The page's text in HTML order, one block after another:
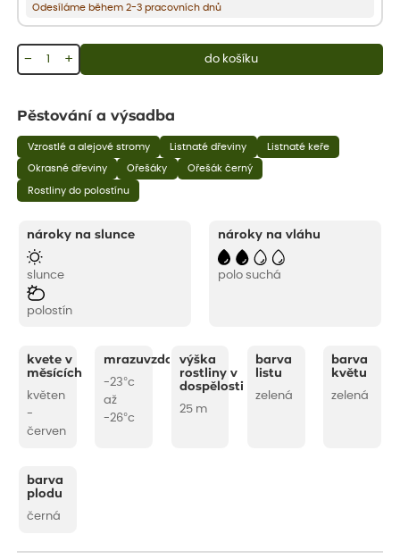
Odesíláme během 2-3 pracovních dnů
+
− do košíku
Pěstování a výsadba
Vzrostlé a alejové stromy Listnaté dřeviny Listnaté keře
Okrasné dřeviny Ořešáky Ořešák černý
Rostliny do polostínu
nároky na slunce
slunce
polostín
nároky na vláhu
polo suchá
kvete v
měsících
květen
-
červen
mrazuvzdornost
-23°c
až
-26°c
výška
rostliny v
dospělosti
25 m
barva
listu
zelená
barva
květu
zelená
barva
plodu
černá